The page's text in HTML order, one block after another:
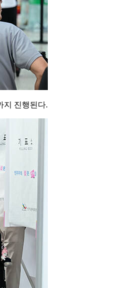
지 진행된다.